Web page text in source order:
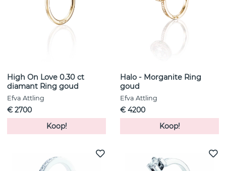
High On Love 0.30 ct
diamant Ring goud
Efva Attling
€ 2700
Koop!
Halo - Morganite Ring
goud
Efva Attling
€ 4200
Koop!